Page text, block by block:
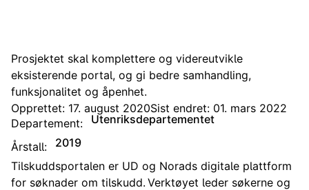
Prosjektet skal komplettere og videreutvikle
eksisterende portal, og gi bedre samhandling,
funksjonalitet og åpenhet.
Opprettet: 17. august 2020Sist endret: 01. mars 2022
Departement:
Utenriksdepartementet
Årstall:
2019
Tilskuddsportalen er UD og Norads digitale plattform
for søknader om tilskudd. Verktøyet leder søkerne og